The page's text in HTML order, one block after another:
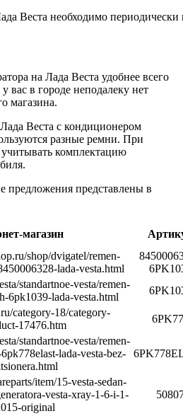
Веста необходимо периодически
на Лада Веста удобнее всего
вас в городе неподалеку нет
магазина.
Веста с кондиционером
разные ремни. При
комплектацию
предложения представлены в
магазин
shop/dvigatel/remen-
lada-vesta.html
standartnoe-vesta/remen-
6pk1039-lada-vesta.html
category-18/category-
17476.htm
standartnoe-vesta/remen-
lada-vesta-bez-
item/15-vesta-sedan-
vesta-xray-1-6-i-1-
original